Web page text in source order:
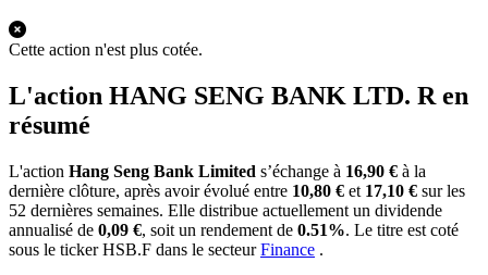
Cette action n'est plus cotée.
L'action HANG SENG BANK LTD. R en
résumé
L'action Hang Seng Bank Limited s’échange à 16,90 € à la
dernière clôture, après avoir évolué entre 10,80 € et 17,10 € sur les
52 dernières semaines. Elle distribue actuellement un dividende
annualisé de 0,09 €, soit un rendement de 0.51%. Le titre est coté
sous le tickerHSB.F dans le secteurFinance .